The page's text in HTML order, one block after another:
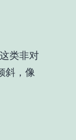
类非对
斜，像